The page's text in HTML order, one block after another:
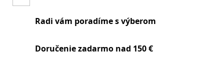
Radi vám poradíme s výberom
Doručenie zadarmo nad 150 €